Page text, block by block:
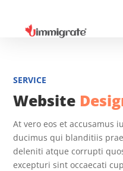
SERVICE
Website
At vero eos et accusamus
ducimus qui blanditiis
deleniti atque corrupti
excepturi sint occaecati